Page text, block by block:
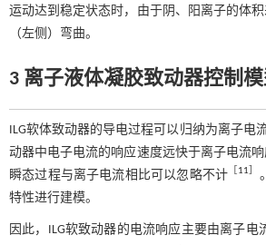
运动达到稳定状态时，由于阴、阳离子的体
（左侧）弯曲。
3 离子液体凝胶致动器控制
ILG软体致动器的导电过程可以归纳为离子电
动器中电子电流的响应速度远快于离子电流
瞬态过程与离子电流相比可以忽略不计 ［11］
特性进行建模。
因此，ILG软致动器的电流响应主要由离子